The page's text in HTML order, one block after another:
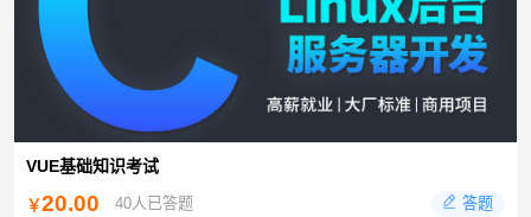
VUE基础知识考试
￥20.00 40人已答题 答题